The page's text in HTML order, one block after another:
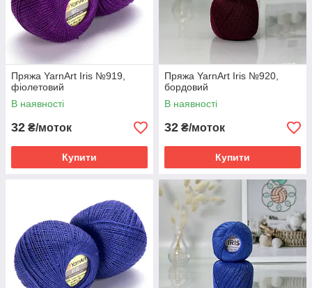
Пряжа YarnArt Iris №919,
фіолетовий
В наявності
32 ₴/моток
Купити
Пряжа YarnArt Iris №920,
бордовий
В наявності
32 ₴/моток
Купити